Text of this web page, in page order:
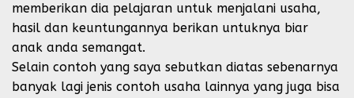
memberikan dia pelajaran untuk menjalani usaha,
hasil dan keuntungannya berikan untuknya biar
anak anda semangat.
Selain contoh yang saya sebutkan diatas sebenarnya
banyak lagi jenis contoh usaha lainnya yang juga bisa